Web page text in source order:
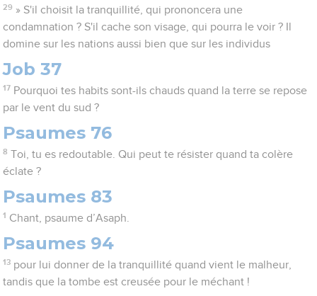
29 » S'il choisit la tranquillité, qui prononcera une
condamnation ? S'il cache son visage, qui pourra le voir ? Il
domine sur les nations aussi bien que sur les individus
Job 37
17 Pourquoi tes habits sont-ils chauds quand la terre se repose
par le vent du sud ?
Psaumes 76
8 Toi, tu es redoutable. Qui peut te résister quand ta colère
éclate ?
Psaumes 83
1 Chant, psaume d’Asaph.
Psaumes 94
13 pour lui donner de la tranquillité quand vient le malheur,
tandis que la tombe est creusée pour le méchant !